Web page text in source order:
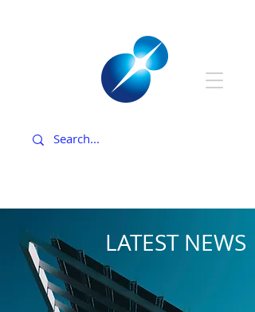
LATEST NEWS